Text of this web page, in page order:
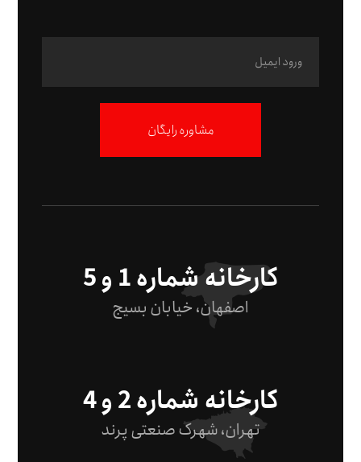
مشاوره رایگان
کارخانه شماره 1 و 5
اصفهان، خیابان بسیج
کارخانه شماره 2 و 4
تهران، شهرک صنعتی پرند